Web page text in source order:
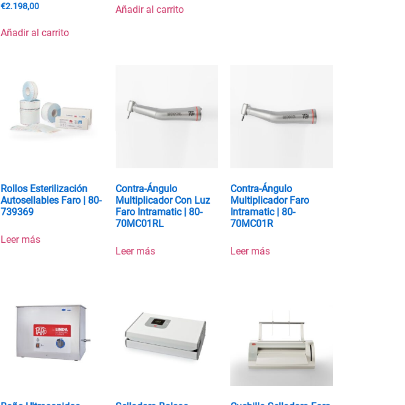
€2.198,00
Añadir al carrito
Añadir al carrito
Rollos Esterilización
Autosellables Faro | 80-
739369
Leer más
Contra-Ángulo
Multiplicador Con Luz
Faro Intramatic | 80-
70MC01RL
Leer más
Contra-Ángulo
Multiplicador Faro
Intramatic | 80-
70MC01R
Leer más